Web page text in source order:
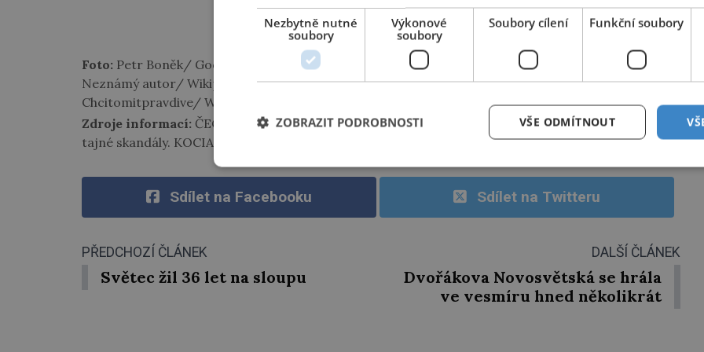
PŘEHRÁT
Foto: Petr Boněk/ Google Gemini AI/ History Revue, Petr Boněk/ Midjourney AI/ History Revue,
Neznámý autor/ Wikipedia commons/ public domain, ABS ČR, reprofoto Česká televize,
Chcitomitpravdive/ Wikipedia commons/ Creative Commons Uveďte autora-Zachovejte licenci 4.0
Zdroje informací: ČECHURA, Jaroslav. Falza a podvody české historie, MAREŠ, V. Jaroslav. Přísně
tajné skandály. KOCIAN, Jiří. České průšvihy, BÍLEK, Jiří. Bílá místa české historie
Sdílet na Facebooku Sdílet na Twitteru
PŘEDCHOZÍ ČLÁNEK
Světec žil 36 let na sloupu
DALŠÍ ČLÁNEK
Dvořákova Novosvětská se hrála
ve vesmíru hned několikrát
Nezbytně nutné
soubory
Výkonové
soubory
Soubory cílení Funkční soubory
VŠE ODMÍTNOUT
ZOBRAZIT PODROBNOSTI